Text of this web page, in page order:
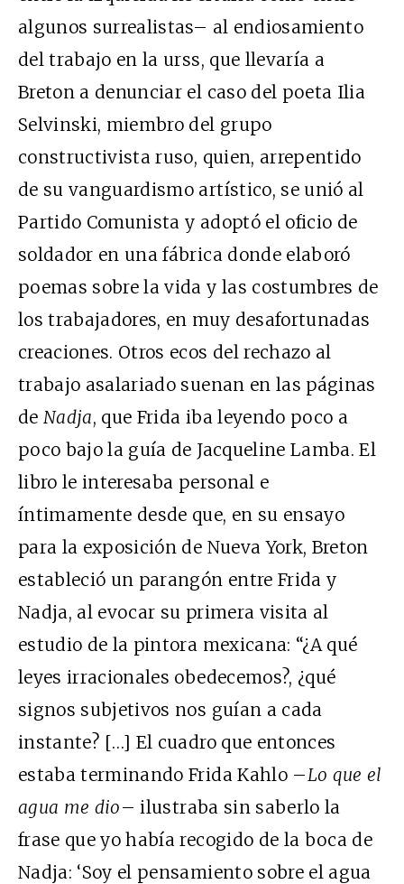
algunos surrealistas– al endiosamiento
del trabajo en la urss, que llevaría a
Breton a denunciar el caso del poeta Ilia
Selvinski, miembro del grupo
constructivista ruso, quien, arrepentido
de su vanguardismo artístico, se unió al
Partido Comunista y adoptó el oficio de
soldador en una fábrica donde elaboró
poemas sobre la vida y las costumbres de
los trabajadores, en muy desafortunadas
creaciones. Otros ecos del rechazo al
trabajo asalariado suenan en las páginas
deNadja, que Frida iba leyendo poco a
poco bajo la guía de Jacqueline Lamba. El
libro le interesaba personal e
íntimamente desde que, en su ensayo
para la exposición de Nueva York, Breton
estableció un parangón entre Frida y
Nadja, al evocar su primera visita al
estudio de la pintora mexicana: “¿A qué
leyes irracionales obedecemos?, ¿qué
signos subjetivos nos guían a cada
instante? […] El cuadro que entonces
estaba terminando Frida Kahlo –Lo que el
agua me dio– ilustraba sin saberlo la
frase que yo había recogido de la boca de
Nadja: ‘Soy el pensamiento sobre el agua